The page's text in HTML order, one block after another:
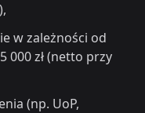
w zależności od
000 zł (netto przy
(np. UoP,